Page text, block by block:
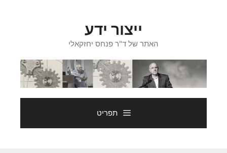
ייצור ידע
האתר של ד"ר פנחס יחזקאלי
תפריט